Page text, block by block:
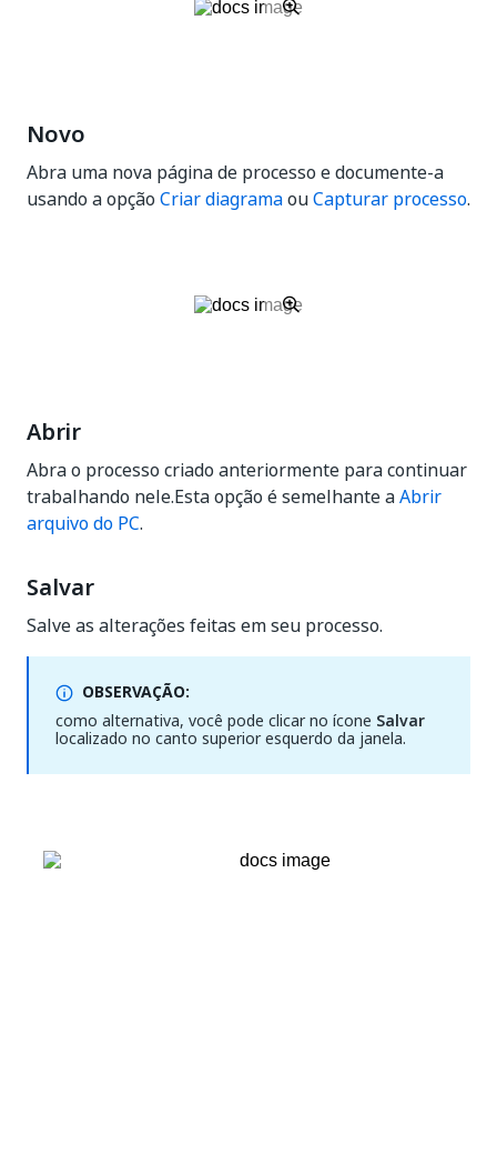
Novo
Abra uma nova página de processo e documente-a
usando a opção Criar diagramaouCapturar processo.
Abrir
Abra o processo criado anteriormente para continuar
trabalhando nele.Esta opção é semelhante aAbrir
arquivo do PC.
Salvar
Salve as alterações feitas em seu processo.
OBSERVAÇÃO:
como alternativa, você pode clicar no ícone Salvar
localizado no canto superior esquerdo da janela.